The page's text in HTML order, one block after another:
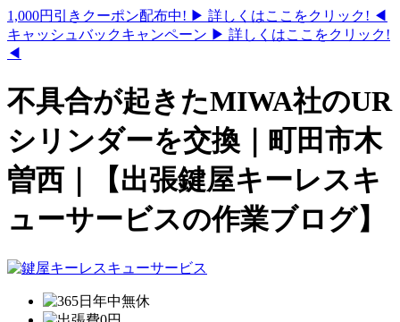
1,000円引きクーポン配布中! ▶ 詳しくはここをクリック! ◀
キャッシュバックキャンペーン ▶ 詳しくはここをクリック!
◀
不具合が起きたMIWA社のUR
シリンダーを交換｜町田市木
曽西｜【出張鍵屋キーレスキ
ューサービスの作業ブログ】